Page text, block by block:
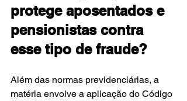
protege aposentados e
pensionistas contra
esse tipo de fraude?
Além das normas previdenciárias, a
matéria envolve a aplicação do Código